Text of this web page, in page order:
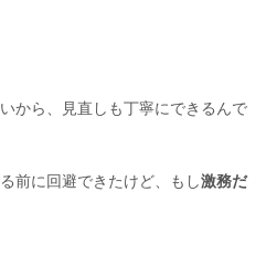
から、見直しも丁寧にできるんで
前に回避できたけど、もし激務だ